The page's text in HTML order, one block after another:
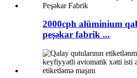
2000cph alüminium
peşəkar fabrik ...